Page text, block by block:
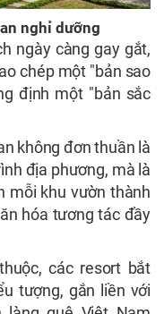
nghỉ dưỡng
ngày càng gay gắt,
chép một "bản sao
định một "bản sắc
không đơn thuần là
địa phương, mà là
mỗi khu vườn thành
hóa tương tác đầy
các resort bắt
tượng, gắn liền với